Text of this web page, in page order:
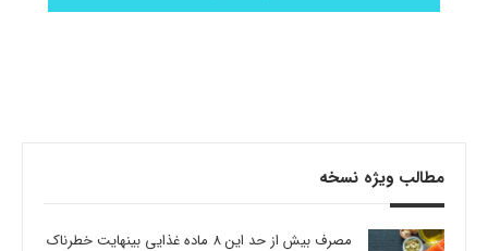
مطالب ویژه نسخه
مصرف بیش از حد این 8 ماده غذایی بینهایت خطرناک